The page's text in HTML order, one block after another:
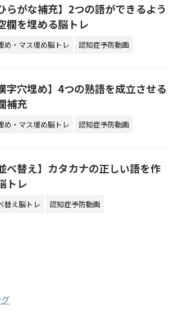
らがな補充】2つの語ができるよう
欄を埋める脳トレ
め・マス埋め脳トレ 認知症予防動画
字穴埋め】4つの熟語を成立させる
補充
め・マス埋め脳トレ 認知症予防動画
べ替え】カタカナの正しい語を作
トレ
替え脳トレ 認知症予防動画